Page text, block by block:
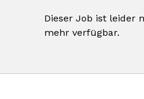
Dieser Job ist leider
mehr verfügbar.